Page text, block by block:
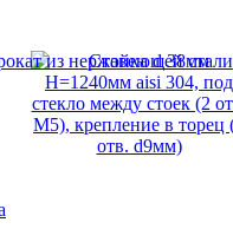
из нержавеющей стали